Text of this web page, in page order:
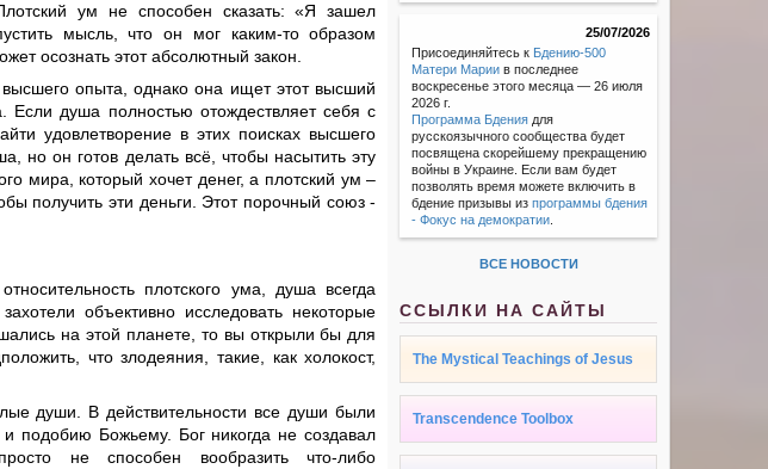
ум не способен сказать: «Я зашел
мысль, что он мог каким-то образом
осознать этот абсолютный закон.
опыта, однако она ищет этот высший
Если душа полностью отождествляет себя с
удовлетворение в этих поисках высшего
но он готов делать всё, чтобы насытить эту
мира, который хочет денег, а плотский ум –
получить эти деньги. Этот порочный союз -
плотского ума, душа всегда
объективно исследовать некоторые
на этой планете, то вы открыли бы для
что злодеяния, такие, как холокост,
души. В действительности все души были
подобию Божьему. Бог никогда не создавал
не способен вообразить что-либо
25/07/2026
Присоединяйтесь к Бдению-500
Матери Марии в последнее
воскресенье этого месяца — 26 июля
2026 г.
Программа Бдения для
русскоязычного сообщества будет
посвящена скорейшему прекращению
войны в Украине. Если вам будет
позволять время можете включить в
бдение призывы изпрограммы бдения
- Фокус на демократии
ВСЕ НОВОСТИ
ССЫЛКИ НА САЙТЫ
The Mystical Teachings of Jesus
Transcendence Toolbox